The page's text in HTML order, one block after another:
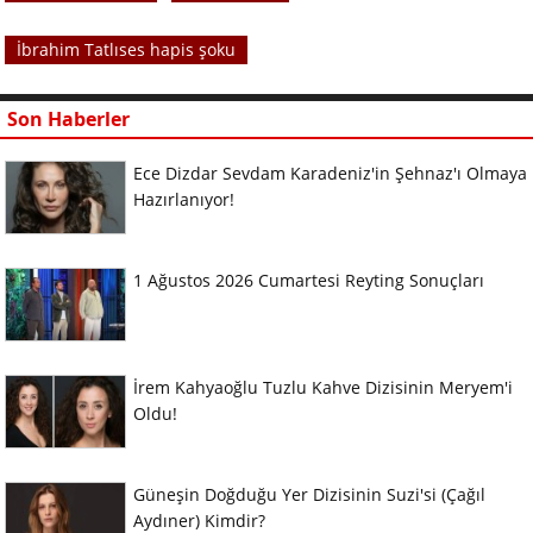
İbrahim Tatlıses hapis şoku
Son Haberler
Ece Dizdar Sevdam Karadeniz'in Şehnaz'ı Olmaya
Hazırlanıyor!
1 Ağustos 2026 Cumartesi Reyting Sonuçları
İrem Kahyaoğlu Tuzlu Kahve Dizisinin Meryem'i
Oldu!
Güneşin Doğduğu Yer Dizisinin Suzi'si (Çağıl
Aydıner) Kimdir?